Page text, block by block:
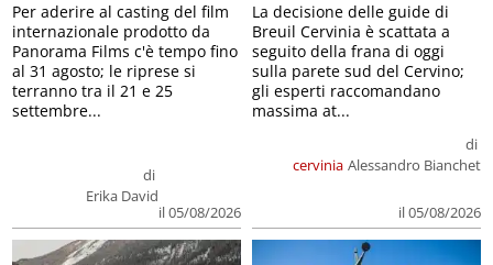
di
Erika David
il 05/08/2026
Per aderire al casting del film
internazionale prodotto da
Panorama Films c'è tempo fino
al 31 agosto; le riprese si
terranno tra il 21 e 25
settembre...
cervinia
di
Alessandro Bianchet
il 05/08/2026
La decisione delle guide di
Breuil Cervinia è scattata a
seguito della frana di oggi
sulla parete sud del Cervino;
gli esperti raccomandano
massima at...